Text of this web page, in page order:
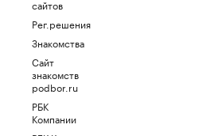
сайтов
Рег.решения
Знакомства
Сайт
знакомств
podbor.ru
РБК
Компании